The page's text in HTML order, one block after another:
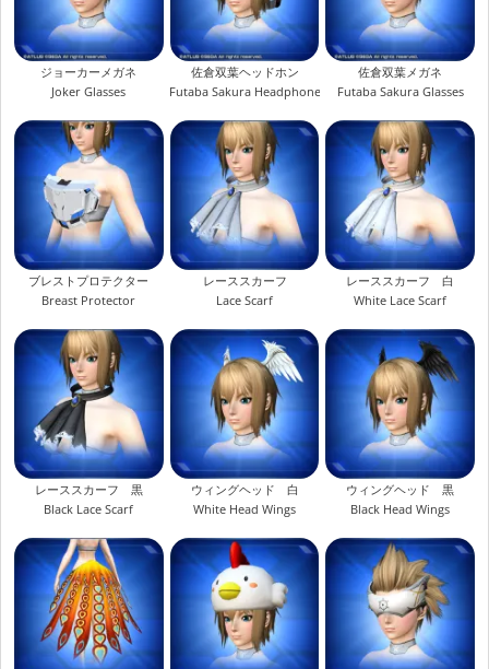
ジョーカーメガネ
Joker Glasses
佐倉双葉ヘッドホン
Futaba Sakura Headphones
佐倉双葉メガネ
Futaba Sakura Glasses
ブレストプロテクター
Breast Protector
レーススカーフ
Lace Scarf
レーススカーフ 白
White Lace Scarf
レーススカーフ 黒
Black Lace Scarf
ウィングヘッド 白
White Head Wings
ウィングヘッド 黒
Black Head Wings